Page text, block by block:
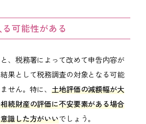
可能性がある
、税務署によって改めて申告内容が
果として税務調査の対象となる可能
せん。特に、土地評価の減額幅が大
続財産の評価に不安要素がある場合
識した方がいいでしょう。